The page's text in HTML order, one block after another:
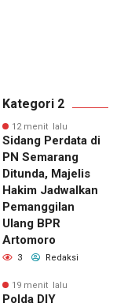
Kategori 2
12 menit lalu
Sidang Perdata di
PN Semarang
Ditunda, Majelis
Hakim Jadwalkan
Pemanggilan
Ulang BPR
Artomoro
3 Redaksi
19 menit lalu
Polda DIY